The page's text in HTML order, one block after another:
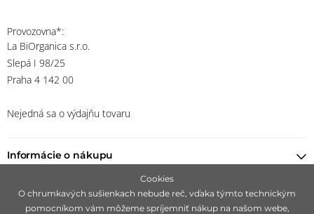
Provozovna*:
La BiOrganica s.r.o.
Slepá I 98/25
Praha 4 142 00
Nejedná sa o výdajňu tovaru
Informácie o nákupu
Nájsť predajcu
Cookies
O chrumkavých sušienkach nebude reč, vďaka týmto technickým
pomocníkom vám môžeme spríjemniť nákup na našom webe,